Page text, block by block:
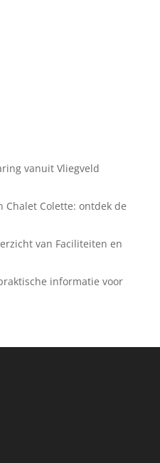
vanuit Vliegveld
Colette: ontdek de
van Faciliteiten en
informatie voor